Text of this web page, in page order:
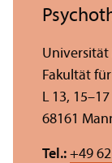
Fakultät
L 13, 15–17
68161
Tel.: +49